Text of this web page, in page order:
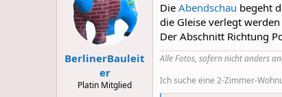
BerlinerBauleit
er
Platin Mitglied
Die Abendschau begeht
die Gleise verlegt
Der Abschnitt Richtung
Alle Fotos, sofern nicht anders
Ich suche eine 2-Zimmer-